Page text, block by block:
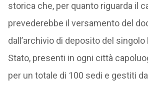
storica che, per quanto riguarda il
prevederebbe il versamento del
dall’archivio di deposito del singolo
Stato, presenti in ogni città
per un totale di 100 sedi e gestiti